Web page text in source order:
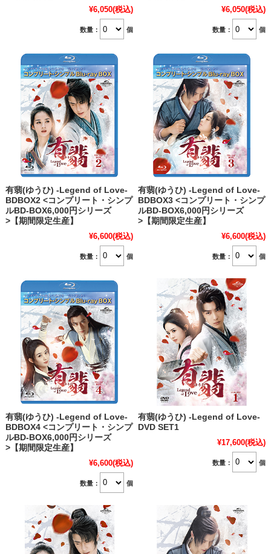
¥6,050(税込)
数量： 個
¥6,050(税込)
数量： 個
有翡(ゆうひ) -Legend of Love-
BDBOX2 <コンプリート・シンプ
ルBD‐BOX6,000円シリーズ
>【期間限定生産】
¥6,600(税込)
数量： 個
有翡(ゆうひ) -Legend of Love-
BDBOX3 <コンプリート・シンプ
ルBD‐BOX6,000円シリーズ
>【期間限定生産】
¥6,600(税込)
数量： 個
有翡(ゆうひ) -Legend of Love-
BDBOX4 <コンプリート・シンプ
ルBD‐BOX6,000円シリーズ
>【期間限定生産】
¥6,600(税込)
数量： 個
有翡(ゆうひ) -Legend of Love-
DVD SET1
¥17,600(税込)
数量： 個